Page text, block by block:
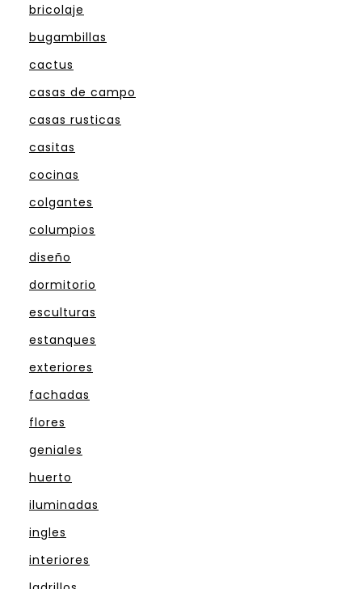
bricolaje
bugambillas
cactus
casas de campo
casas rusticas
casitas
cocinas
colgantes
columpios
diseño
dormitorio
esculturas
estanques
exteriores
fachadas
flores
geniales
huerto
iluminadas
ingles
interiores